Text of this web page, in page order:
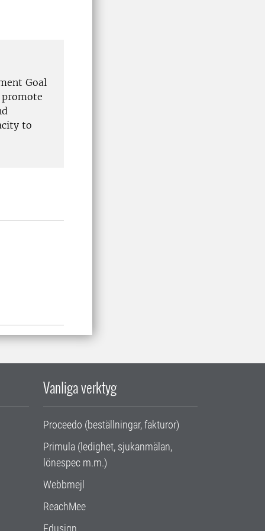
Goal
to
Vanliga verktyg
Proceedo (beställningar, fakturor)
Primula (ledighet, sjukanmälan,
lönespec m.m.)
Webbmejl
ReachMee
Edusign